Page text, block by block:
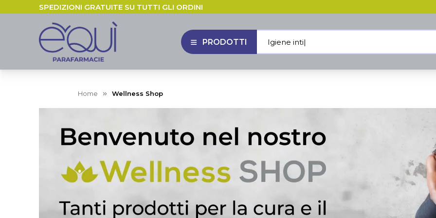
SPEDIZIONI GRATUITE SU TUTTI GLI ORDINI
APRI MENU
PRODOTTI Igiene intima
Home Wellness Shop